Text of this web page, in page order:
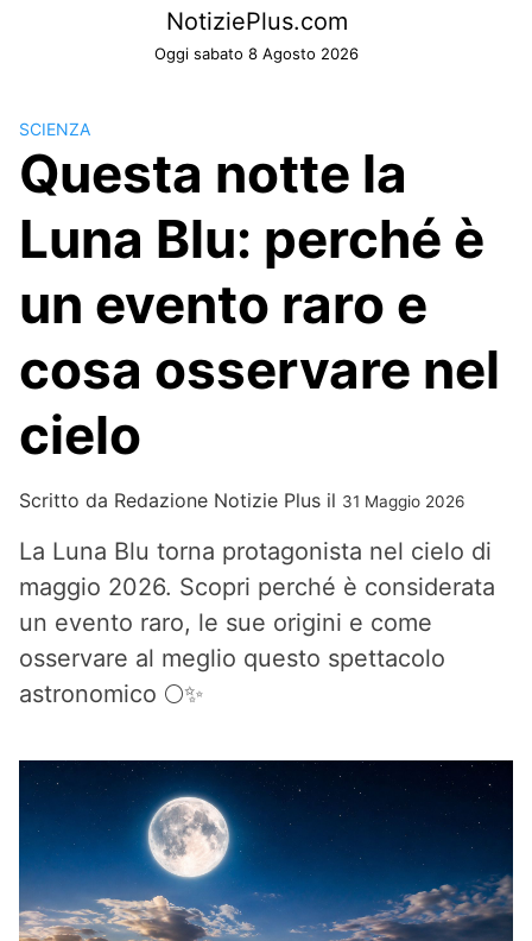
NotiziePlus.com
Oggi sabato 8 Agosto 2026
SCIENZA
Questa notte la
Luna Blu: perché è
un evento raro e
cosa osservare nel
cielo
Scritto da Redazione Notizie Plus il 31 Maggio 2026
La Luna Blu torna protagonista nel cielo di
maggio 2026. Scopri perché è considerata
un evento raro, le sue origini e come
osservare al meglio questo spettacolo
astronomico 🌕✨